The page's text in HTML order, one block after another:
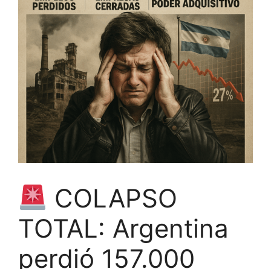
COLAPSO
TOTAL: Argentina
perdió 157.000